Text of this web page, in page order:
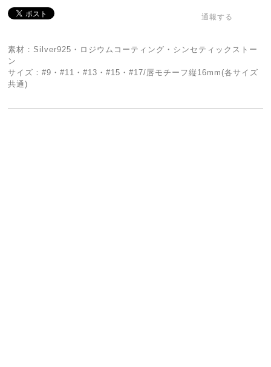
通報する
素材：Silver925・ロジウムコーティング・シンセティックストー
ン
サイズ：#9・#11・#13・#15・#17/唇モチーフ縦16mm(各サイズ
共通)